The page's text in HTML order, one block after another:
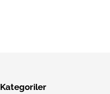
Kategoriler